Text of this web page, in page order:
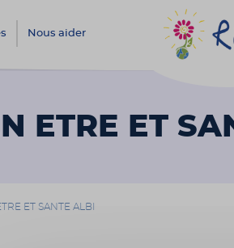
Nous aider
ETRE ET
ET SANTE ALBI